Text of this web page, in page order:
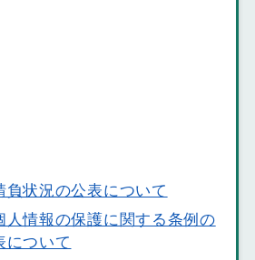
負状況の公表について
人情報の保護に関する条例の
について